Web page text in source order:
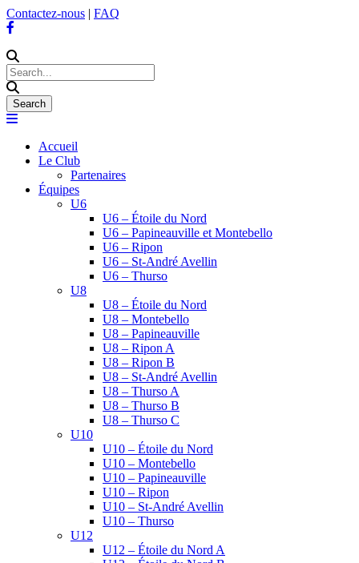
Contactez-nous | FAQ
Accueil
Le Club
Partenaires
Équipes
U6
U6 – Étoile du Nord
U6 – Papineauville et Montebello
U6 – Ripon
U6 – St-André Avellin
U6 – Thurso
U8
U8 – Étoile du Nord
U8 – Montebello
U8 – Papineauville
U8 – Ripon A
U8 – Ripon B
U8 – St-André Avellin
U8 – Thurso A
U8 – Thurso B
U8 – Thurso C
U10
U10 – Étoile du Nord
U10 – Montebello
U10 – Papineauville
U10 – Ripon
U10 – St-André Avellin
U10 – Thurso
U12
U12 – Étoile du Nord A